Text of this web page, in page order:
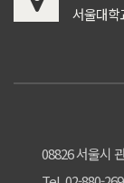
서울대학
08826 서울시